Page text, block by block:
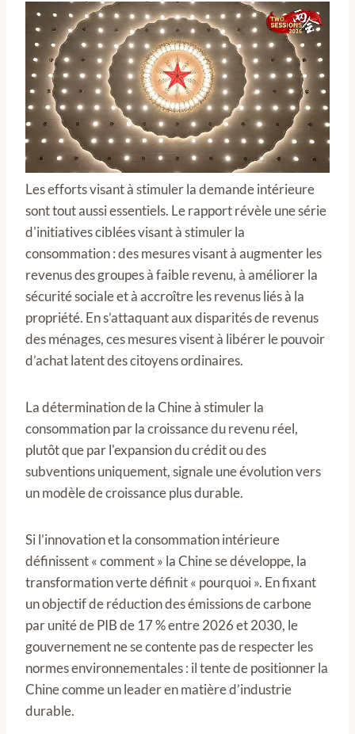
Les efforts visant à stimuler la demande intérieure
sont tout aussi essentiels. Le rapport révèle une série
d'initiatives ciblées visant à stimuler la
consommation : des mesures visant à augmenter les
revenus des groupes à faible revenu, à améliorer la
sécurité sociale et à accroître les revenus liés à la
propriété. En s’attaquant aux disparités de revenus
des ménages, ces mesures visent à libérer le pouvoir
d’achat latent des citoyens ordinaires.
La détermination de la Chine à stimuler la
consommation par la croissance du revenu réel,
plutôt que par l'expansion du crédit ou des
subventions uniquement, signale une évolution vers
un modèle de croissance plus durable.
Si l’innovation et la consommation intérieure
définissent « comment » la Chine se développe, la
transformation verte définit « pourquoi ». En fixant
un objectif de réduction des émissions de carbone
par unité de PIB de 17 % entre 2026 et 2030, le
gouvernement ne se contente pas de respecter les
normes environnementales : il tente de positionner la
Chine comme un leader en matière d’industrie
durable.